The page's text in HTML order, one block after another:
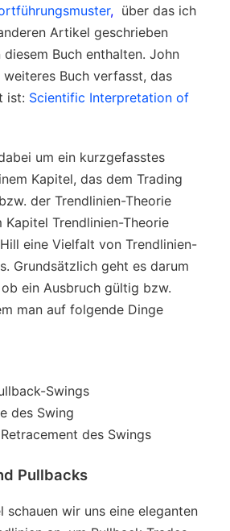
, über das ich
Artikel geschrieben
Buch enthalten. John
Buch verfasst, das
ist: Scientific Interpretation of
um ein kurzgefasstes
Kapitel, das dem Trading
der Trendlinien-Theorie
Trendlinien-Theorie
eine Vielfalt von Trendlinien-
Grundsätzlich geht es darum
ein Ausbruch gültig bzw.
man auf folgende Dinge
Swings
des Swing
des Swings
Pullbacks
schauen wir uns eine eleganten